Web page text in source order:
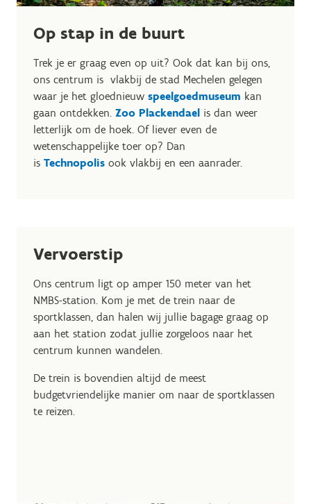
Op stap in de buurt
Trek je er graag even op uit? Ook dat kan bij ons,
ons centrum is vlakbij de stad Mechelen gelegen
waar je het gloednieuw speelgoedmuseum kan
gaan ontdekken. Zoo Plackendael is dan weer
letterlijk om de hoek. Of liever even de
wetenschappelijke toer op? Dan
is Technopolis ook vlakbij en een aanrader.
Vervoerstip
Ons centrum ligt op amper 150 meter van het
NMBS-station. Kom je met de trein naar de
sportklassen, dan halen wij jullie bagage graag op
aan het station zodat jullie zorgeloos naar het
centrum kunnen wandelen.
De trein is bovendien altijd de meest
budgetvriendelijke manier om naar de sportklassen
te reizen.